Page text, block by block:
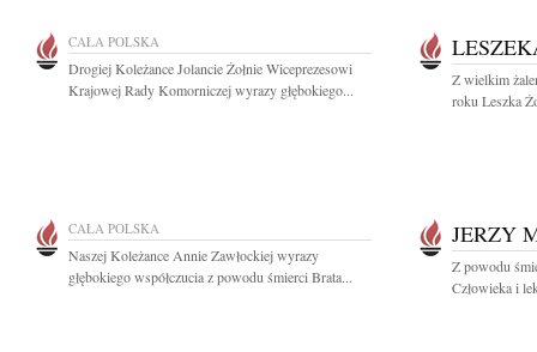
CAŁA POLSKA
Drogiej Koleżance Jolancie Żołnie Wiceprezesowi
Krajowej Rady Komorniczej wyrazy głębokiego...
Z wielkim
roku Leszka
CAŁA POLSKA
Naszej Koleżance Annie Zawłockiej wyrazy
głębokiego współczucia z powodu śmierci Brata...
JERZY
Z powodu
Człowieka i